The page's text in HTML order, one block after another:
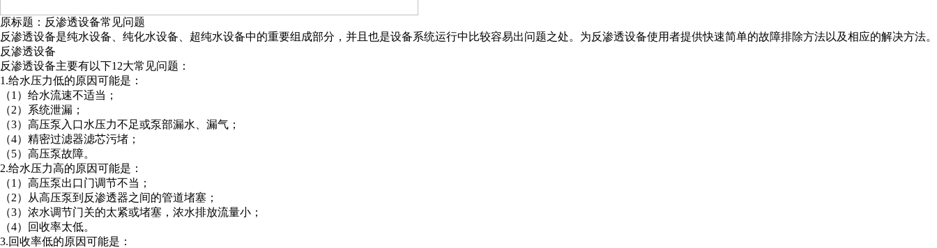
原标题：反渗透设备常见问题
反渗透设备是纯水设备、纯化水设备、超纯水设备中的重要组成部分，并且也是设备系统运行中比较容易出问题之处。为反渗透设备使用者提供快速简单的故障排除方法以及相应的解决方法。
反渗透设备
反渗透设备主要有以下12大常见问题：
1.给水压力低的原因可能是：
（1）给水流速不适当；
（2）系统泄漏；
（3）高压泵入口水压力不足或泵部漏水、漏气；
（4）精密过滤器滤芯污堵；
（5）高压泵故障。
2.给水压力高的原因可能是：
（1）高压泵出口门调节不当；
（2）从高压泵到反渗透器之间的管道堵塞；
（3）浓水调节门关的太紧或堵塞，浓水排放流量小；
（4）回收率太低。
3.回收率低的原因可能是：